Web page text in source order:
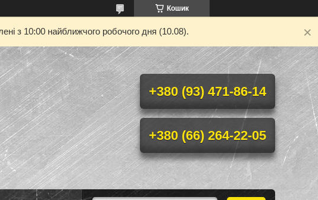
Кошик
з 10:00 найближчого робочого дня (10.08).
+380 (93) 471-86-14
+380 (66) 264-22-05